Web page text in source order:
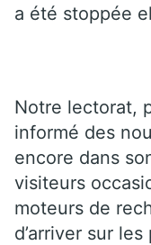
a été stoppée
Notre lectorat,
informé des
encore dans
visiteurs
moteurs de
d’arriver sur